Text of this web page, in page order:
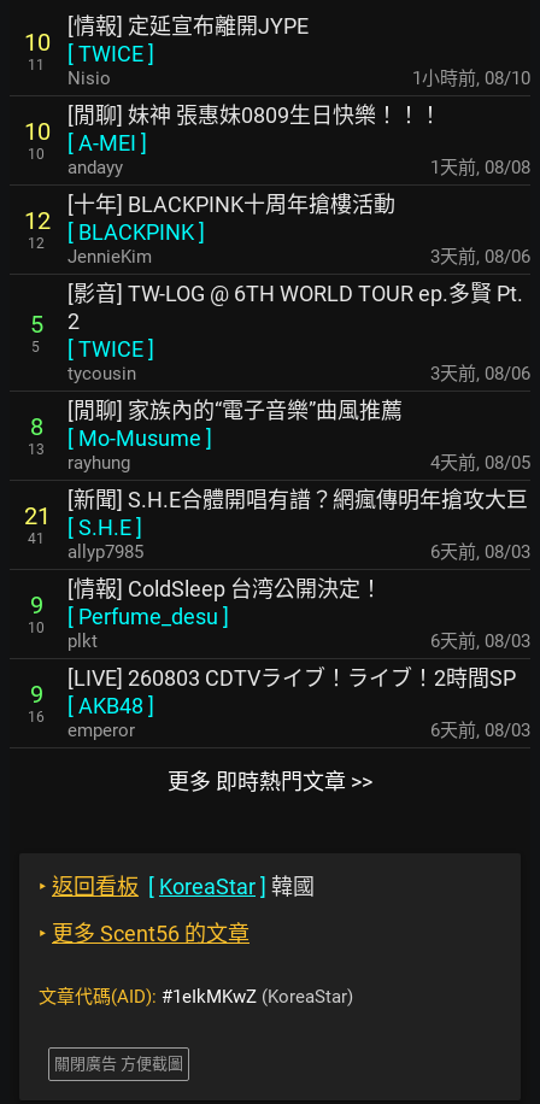
10
11
[情報] 定延宣布離開JYPE
[TWICE]
Nisio 1小時前, 08/10
10
10
[閒聊] 妹神 張惠妹0809生日快樂！！！
[A-MEI ]
andayy 1天前, 08/08
12
12
[十年] BLACKPINK十周年搶樓活動
[ BLACKPINK]
JennieKim 3天前, 08/06
5
5
[影音] TW-LOG @ 6TH WORLD TOUR ep.多賢 Pt.
2
[TWICE]
tycousin 3天前, 08/06
8
13
[閒聊] 家族內的“電子音樂”曲風推薦
[ Mo-Musume ]
rayhung 4天前, 08/05
21
41
[新聞] S.H.E合體開唱有譜？網瘋傳明年搶攻大巨
[S.H.E]
allyp7985 6天前, 08/03
9
10
[情報] ColdSleep 台湾公開決定！
[ Perfume_desu ]
plkt 6天前, 08/03
9
16
[LIVE] 260803 CDTVライブ！ライブ！2時間SP
[AKB48 ]
emperor 6天前, 08/03
更多 即時熱門文章 >>
‣ 返回看板 [ KoreaStar] 韓國
‣ 更多 Scent56 的文章
文章代碼(AID): #1eIkMKwZ (KoreaStar)
關閉廣告 方便截圖